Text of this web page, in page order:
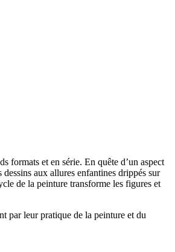
formats et en série. En quête d’un aspect
aux allures enfantines drippés sur
de la peinture transforme les figures et
par leur pratique de la peinture et du